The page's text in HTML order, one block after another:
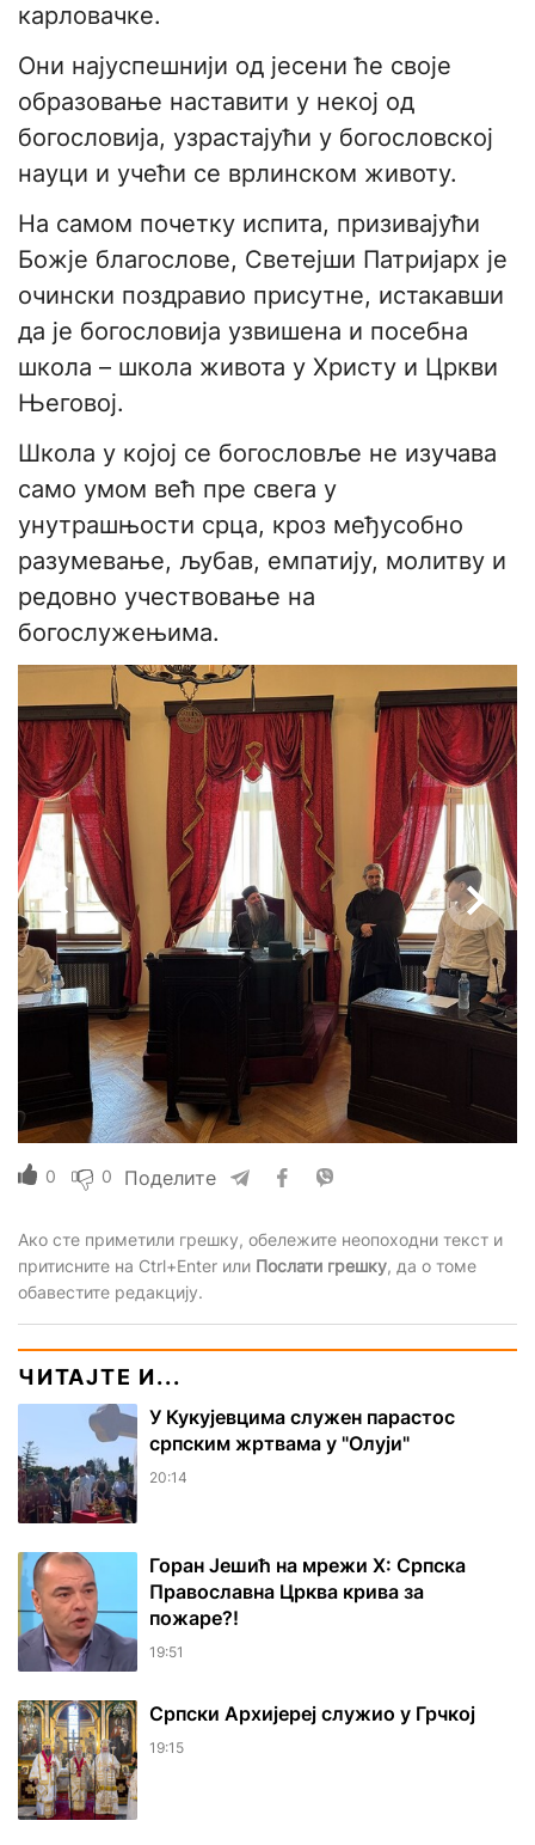
карловачке.
Они најуспешнији од јесени ће своје
образовање наставити у некој од
богословија, узрастајући у богословској
науци и учећи се врлинском животу.
На самом почетку испита, призивајући
Божје благослове, Светејши Патријарх је
очински поздравио присутне, истакавши
да је богословија узвишена и посебна
школа – школа живота у Христу и Цркви
Његовој.
Школа у којој се богословље не изучава
само умом већ пре свега у
унутрашњости срца, кроз међусобно
разумевање, љубав, емпатију, молитву и
редовно учествовање на
богослужењима.
0 0 Поделите
Ако сте приметили грешку, обележите неопоходни текст и
притисните на Ctrl+Enter или Послати грешку, да о томе
обавестите редакцију.
ЧИТАЈТЕ И...
У Кукујевцима служен парастос
српским жртвама у "Олуји"
20:14
Горан Јешић на мрежи Х: Српска
Православна Црква крива за
пожаре?!
19:51
Српски Архијереј служио у Грчкој
19:15